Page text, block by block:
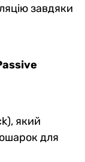
завдяки
який
для